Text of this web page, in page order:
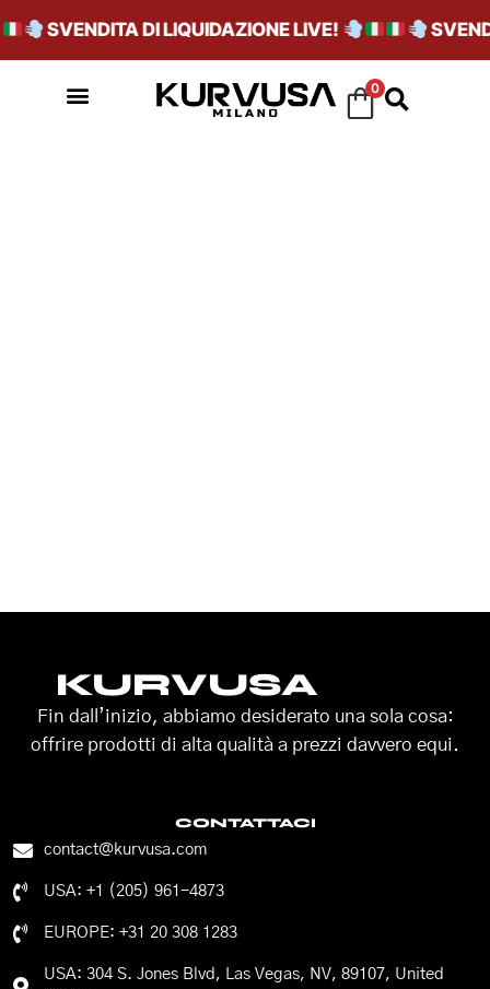
SVENDITA DI LIQUIDAZIONE LIVE!
0
KURVUSA
Fin dall’inizio, abbiamo desiderato una sola cosa:
offrire prodotti di alta qualità a prezzi davvero equi.
CONTATTACI
contact@kurvusa.com
USA: +1 (205) 961-4873
EUROPE: +31 20 308 1283
USA: 304 S. Jones Blvd, Las Vegas, NV, 89107, United